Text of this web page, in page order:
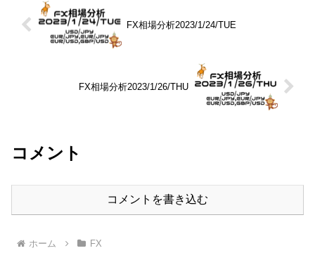
FX相場分析2023/1/24/TUE
FX相場分析2023/1/26/THU
コメント
コメントを書き込む
ホーム FX